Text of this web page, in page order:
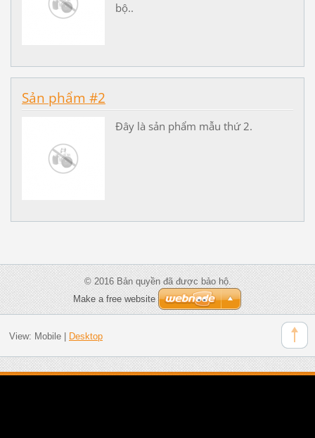
bộ..
Sản phẩm #2
Đây là sản phẩm mẫu thứ 2.
© 2016 Bản quyền đã được bảo hộ.
Make a free website
View: Mobile| Desktop